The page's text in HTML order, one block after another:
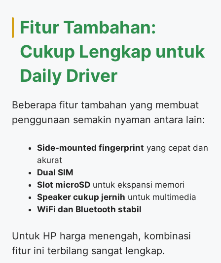
Fitur Tambahan:
Cukup Lengkap untuk
Daily Driver
Beberapa fitur tambahan yang membuat
penggunaan semakin nyaman antara lain:
Side-mounted fingerprint yang cepat dan
akurat
Dual SIM
Slot microSD untuk ekspansi memori
Speaker cukup jernih untuk multimedia
WiFi dan Bluetooth stabil
Untuk HP harga menengah, kombinasi
fitur ini terbilang sangat lengkap.